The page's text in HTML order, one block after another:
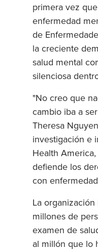
primera vez
enfermedad
de
la creciente
salud mental
silenciosa
"No creo que
cambio iba a
Theresa
investigación e
Health
defiende los
con
La
millones de
examen de
al millón que lo